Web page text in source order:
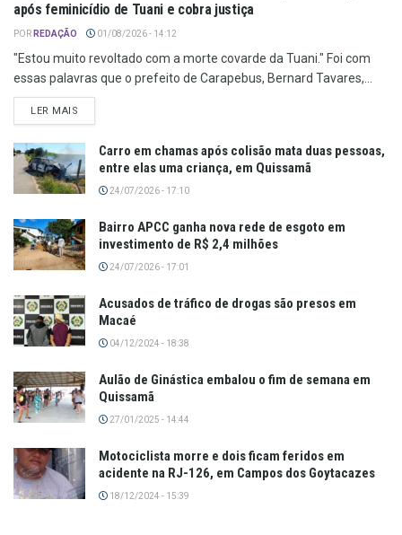
após feminicídio de Tuani e cobra justiça
POR REDAÇÃO 01/08/2026 - 14:12
"Estou muito revoltado com a morte covarde da Tuani." Foi com
essas palavras que o prefeito de Carapebus, Bernard Tavares,...
LER MAIS
Carro em chamas após colisão mata duas pessoas,
entre elas uma criança, em Quissamã
24/07/2026 - 17:10
Bairro APCC ganha nova rede de esgoto em
investimento de R$ 2,4 milhões
24/07/2026 - 17:01
Acusados de tráfico de drogas são presos em
Macaé
04/12/2024 - 18:38
Aulão de Ginástica embalou o fim de semana em
Quissamã
27/01/2025 - 14:44
Motociclista morre e dois ficam feridos em
acidente na RJ-126, em Campos dos Goytacazes
18/12/2024 - 15:39